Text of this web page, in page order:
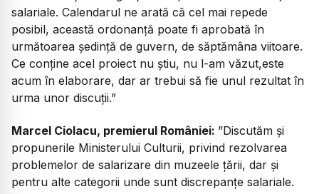
salariale. Calendarul ne arată că cel mai repede
posibil, această ordonanță poate fi aprobată în
următoarea ședință de guvern, de săptămâna viitoare.
Ce conține acel proiect nu știu, nu l-am văzut,este
acum în elaborare, dar ar trebui să fie unul rezultat în
urma unor discuții.”
Marcel Ciolacu, premierul României: ”Discutăm și
propunerile Ministerului Culturii, privind rezolvarea
problemelor de salarizare din muzeele țării, dar și
pentru alte categorii unde sunt discrepanțe salariale.